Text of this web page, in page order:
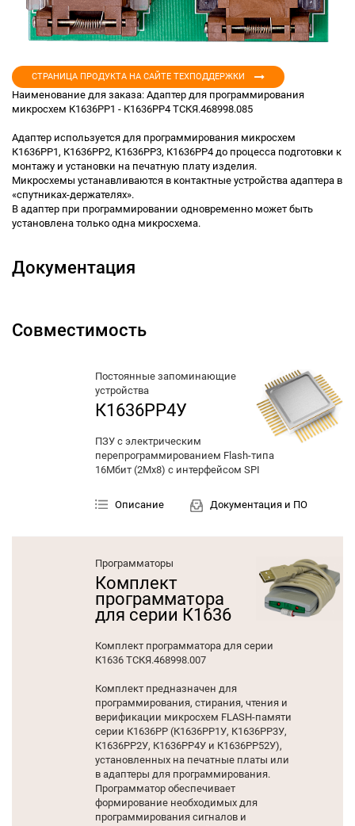
Наименование для заказа: Адаптер для программирования
микросхем К1636РР1 - К1636РР4 ТСКЯ.468998.085
Адаптер используется для программирования микросхем
К1636РР1, К1636РР2, К1636РР3, К1636РР4 до процесса подготовки к
монтажу и установки на печатную плату изделия.
Микросхемы устанавливаются в контактные устройства адаптера в
«спутниках-держателях».
В адаптер при программировании одновременно может быть
установлена только одна микросхема.
СТРАНИЦА ПРОДУКТА НА САЙТЕ ТЕХПОДДЕРЖКИ
Документация
Совместимость
Постоянные запоминающие
устройства
К1636РР4У
ПЗУ с электрическим
перепрограммированием Flash-типа
16Мбит (2Мх8) с интерфейсом SPI
Описание Документация и ПО
Программаторы
Комплект
программатора
для серии К1636
Комплект программатора для серии
К1636 ТСКЯ.468998.007
Комплект предназначен для
программирования, стирания, чтения и
верификации микросхем FLASH-памяти
серии К1636РР (К1636РР1У, К1636РР3У,
К1636РР2У, К1636РР4У и К1636РР52У),
установленных на печатные платы или
в адаптеры для программирования.
Программатор обеспечивает
формирование необходимых для
программирования сигналов и